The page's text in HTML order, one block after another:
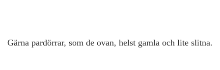
Gärna pardörrar, som de ovan, helst gamla och lite slitna.